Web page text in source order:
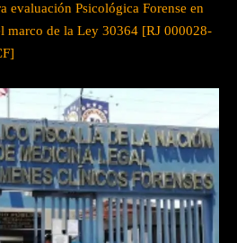
evaluación Psicológica Forense en
marco de la Ley 30364 [RJ 000028-